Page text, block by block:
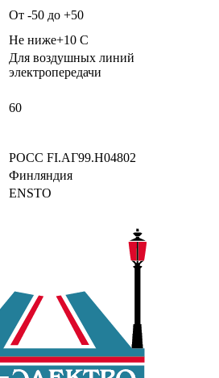
От -50 до +50
Не ниже+10 С
Для воздушных линий
электропередачи
60
POCC FI.АГ99.H04802
Финляндия
ENSTO